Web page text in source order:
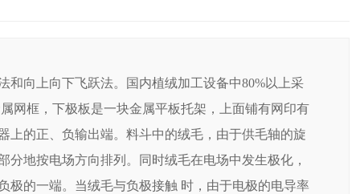
向上向下飞跃法。国内植绒加工设备中80%以上采
网框，下极板是一块金属平板托架，上面铺有网印有
上的正、负输出端。料斗中的绒毛，由于供毛轴的旋
地按电场方向排列。同时绒毛在电场中发生极化，
极的一端。当绒毛与负极接触 时，由于电极的电导率